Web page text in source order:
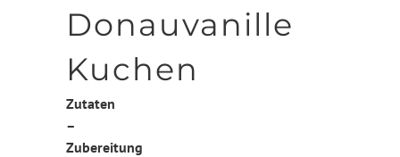
Donauvanille
Kuchen
Zutaten
–
Zubereitung